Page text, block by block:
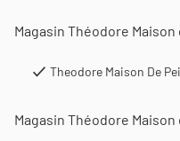
Magasin Théodore Maison
Theodore Maison De
Magasin Théodore Maison